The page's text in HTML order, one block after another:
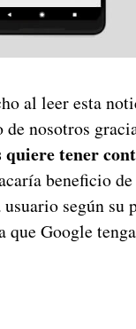
al leer esta
nosotros
quiere tener
beneficio
según su
que Google